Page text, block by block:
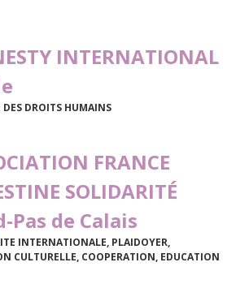
INTERNATIONAL
DES DROITS HUMAINS
FRANCE
SOLIDARITÉ
Pas de Calais
INTERNATIONALE, PLAIDOYER,
CULTURELLE, COOPERATION, EDUCATION